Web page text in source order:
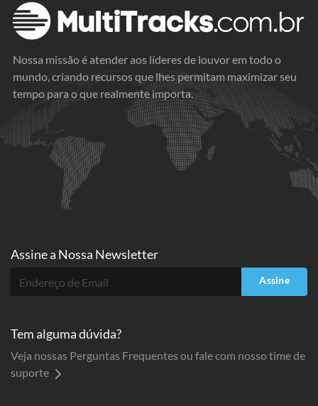
Nossa missão é atender aos líderes de louvor em todo o
mundo, criando recursos que lhes permitam maximizar seu
tempo para o que realmente importa.
Assine a Nossa Newsletter
Assine
Tem alguma dúvida?
Veja nossas Perguntas Frequentes ou fale com nosso time de
suporte